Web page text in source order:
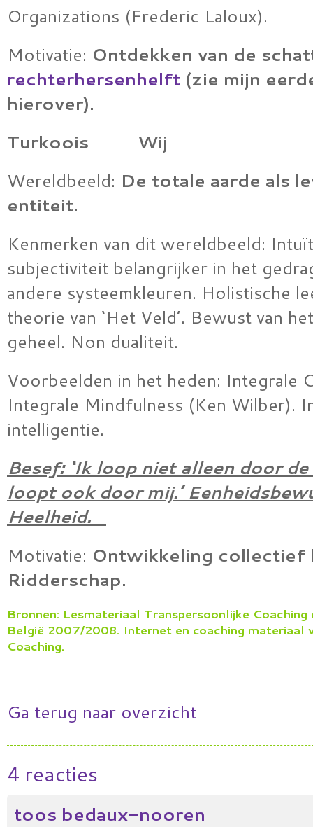
Organizations (Frederic Laloux).
Motivatie: Ontdekken van de
rechterhersenhelft (zie mijn
hierover).
Turkoois Wij
Wereldbeeld: De totale aarde als
entiteit.
Kenmerken van dit wereldbeeld:
subjectiviteit belangrijker in het
andere systeemkleuren. Holistische
theorie van ‘Het Veld’. Bewust van
geheel. Non dualiteit.
Voorbeelden in het heden: Integrale
Integrale Mindfulness (Ken Wilber).
intelligentie.
Besef: ‘Ik loop niet alleen door
loopt ook door mij.’
Heelheid.
Motivatie: Ontwikkeling collectief
Ridderschap.
Bronnen: Lesmateriaal Transpersoonlijke
België 2007/2008. Internet en coaching materiaal
Coaching.
Ga terug naar overzicht
4 reacties
toos bedaux-nooren